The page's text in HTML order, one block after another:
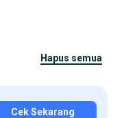
hapus semua
Cek Sekarang